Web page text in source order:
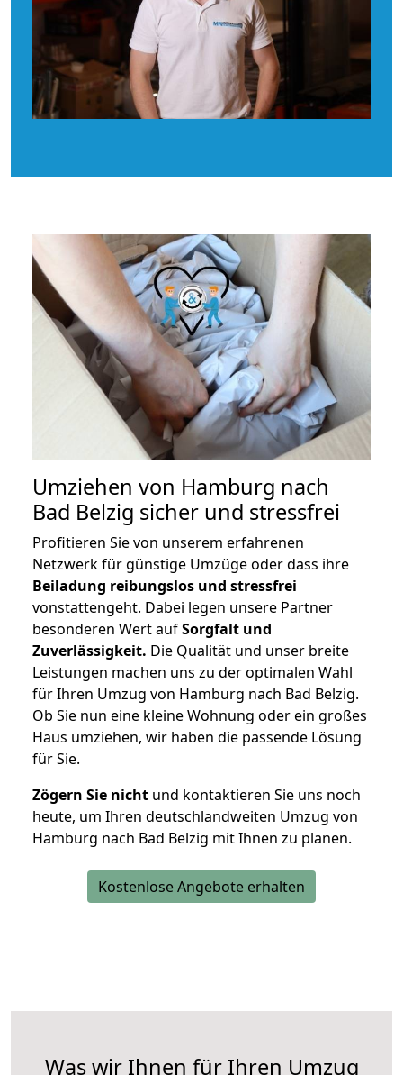
Umziehen von Hamburg nach
Bad Belzig sicher und stressfrei
Profitieren Sie von unserem erfahrenen
Netzwerk für günstige Umzüge oder dass ihre
Beiladung reibungslos und stressfrei
vonstattengeht. Dabei legen unsere Partner
besonderen Wert aufSorgfalt und
Zuverlässigkeit. Die Qualität und unser breite
Leistungen machen uns zu der optimalen Wahl
für Ihren Umzug von Hamburg nach Bad Belzig.
Ob Sie nun eine kleine Wohnung oder ein großes
Haus umziehen, wir haben die passende Lösung
für Sie.
Zögern Sie nicht und kontaktieren Sie uns noch
heute, um Ihren deutschlandweiten Umzug von
Hamburg nach Bad Belzig mit Ihnen zu planen.
Kostenlose Angebote erhalten
Was wir Ihnen für Ihren Umzug